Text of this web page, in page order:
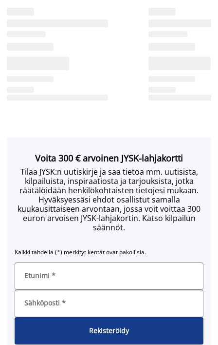
Voita 300 € arvoinen JYSK-lahjakortti
Tilaa JYSK:n uutiskirje ja saa tietoa mm. uutisista,
kilpailuista, inspiraatiosta ja tarjouksista, jotka
räätälöidään henkilökohtaisten tietojesi mukaan.
Hyväksyessäsi ehdot osallistut samalla
kuukausittaiseen arvontaan, jossa voit voittaa 300
euron arvoisen JYSK-lahjakortin. Katso kilpailun
säännöt.
Kaikki tähdellä (*) merkityt kentät ovat pakollisia.
Etunimi *
Sähköposti *
Rekisteröidy